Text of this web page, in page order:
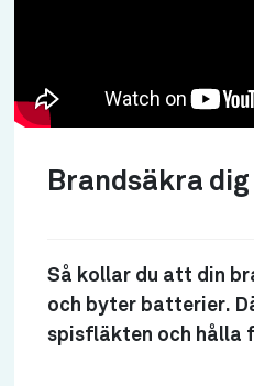
Brandsäkra dig
Så kollar du att din
och byter batterier.
spisfläkten och hålla